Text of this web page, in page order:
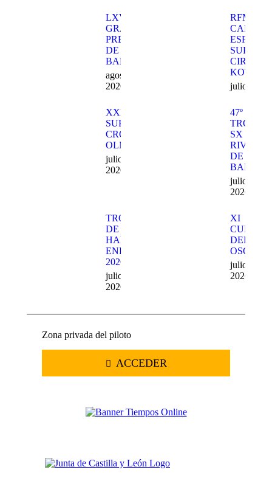
LXV
GRAN
PREMIO
DE LA
BAÑEZA
agosto 3,
2026
RFME
ESPAÑA
KOTARR
julio 27,
XXII
SUPER
CROSS
OLMEDO
julio 27,
2026
47º
TROFEO
SX
RIVILLA
DE
julio 27,
2026
TROFEO
DE
HARD
ENDURO
2026
julio 22,
2026
XI
CUEVA
DEL
OSO
julio 20,
2026
Zona privada del piloto
ACCEDER